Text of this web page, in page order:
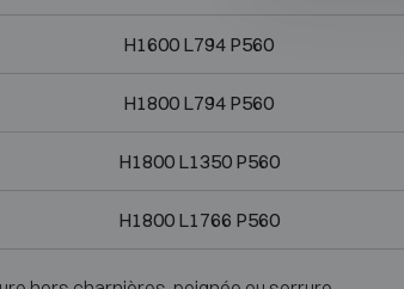
H1600 L794 P560
H1800 L794 P560
H1800 L1350 P560
H1800 L1766 P560